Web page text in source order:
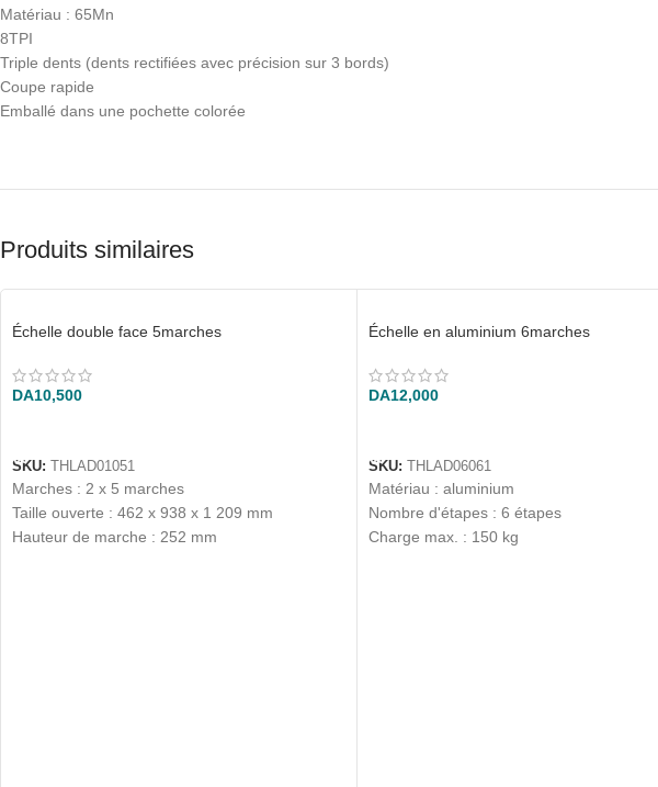
Matériau : 65Mn
8TPI
Triple dents (dents rectifiées avec précision sur 3 bords)
Coupe rapide
Emballé dans une pochette colorée
Produits similaires
Échelle double face 5marches
DA10,500
SKU: THLAD01051
Marches : 2 x 5 marches
Taille ouverte : 462 x 938 x 1 209 mm
Hauteur de marche : 252 mm
Échelle en aluminium 6marches
DA12,000
SKU: THLAD06061
Matériau : aluminium
Nombre d'étapes : 6 étapes
Charge max. : 150 kg